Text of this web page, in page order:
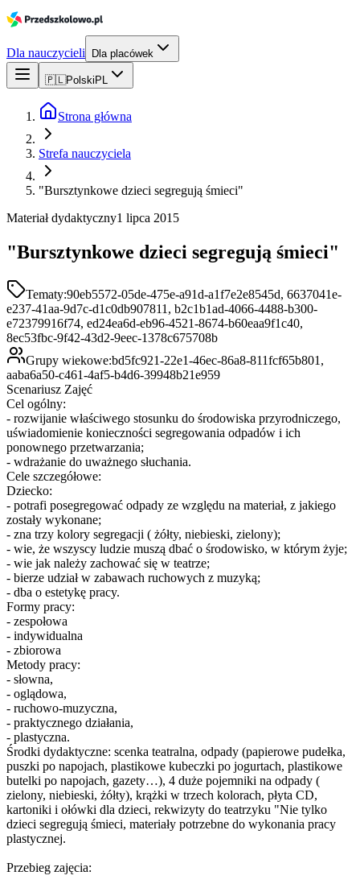
Dla nauczycieli Dla placówek
🇵🇱Polski PL
Strona główna
Strefa nauczyciela
"Bursztynkowe dzieci segregują śmieci"
Materiał dydaktyczny1 lipca 2015
"Bursztynkowe dzieci segregują śmieci"
Tematy:90eb5572-05de-475e-a91d-a1f7e2e8545d, 6637041e-
e237-41aa-9d7c-d1c0db907811, b2c1b1ad-4066-4488-b300-
e72379916f74, ed24ea6d-eb96-4521-8674-b60eaa9f1c40,
8ec53fbc-9f42-43d2-9eec-1378c675708b
Grupy wiekowe:bd5fc921-22e1-46ec-86a8-811fcf65b801,
aaba6a50-c461-4af5-b4d6-39948b21e959
Scenariusz Zajęć
Cel ogólny:
- rozwijanie właściwego stosunku do środowiska przyrodniczego,
uświadomienie konieczności segregowania odpadów i ich
ponownego przetwarzania;
- wdrażanie do uważnego słuchania.
Cele szczegółowe:
Dziecko:
- potrafi posegregować odpady ze względu na materiał, z jakiego
zostały wykonane;
- zna trzy kolory segregacji ( żółty, niebieski, zielony);
- wie, że wszyscy ludzie muszą dbać o środowisko, w którym żyje;
- wie jak należy zachować się w teatrze;
- bierze udział w zabawach ruchowych z muzyką;
- dba o estetykę pracy.
Formy pracy:
- zespołowa
- indywidualna
- zbiorowa
Metody pracy:
- słowna,
- oglądowa,
- ruchowo-muzyczna,
- praktycznego działania,
- plastyczna.
Środki dydaktyczne: scenka teatralna, odpady (papierowe pudełka,
puszki po napojach, plastikowe kubeczki po jogurtach, plastikowe
butelki po napojach, gazety…), 4 duże pojemniki na odpady (
zielony, niebieski, żółty), krążki w trzech kolorach, płyta CD,
kartoniki i ołówki dla dzieci, rekwizyty do teatrzyku "Nie tylko
dzieci segregują śmieci, materiały potrzebne do wykonania pracy
plastycznej.
Przebieg zajęcia: